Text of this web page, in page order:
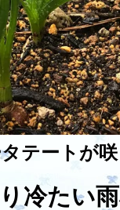
テートが
冷たい